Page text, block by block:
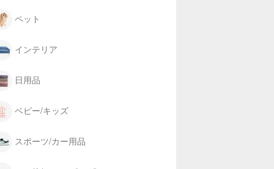
ペット
インテリア
日用品
ベビー/キッズ
スポーツ/カー用品